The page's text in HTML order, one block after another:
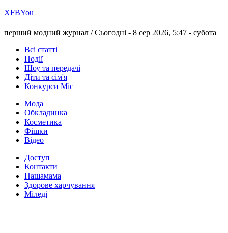
ХFBYou
перший модний журнал /Сьогодні - 8 сер 2026, 5:47 - субота
Всі статті
Події
Шоу та передачі
Діти та сім'я
Конкурси Міс
Мода
Обкладинка
Косметика
Фішки
Відео
Доступ
Контакти
Нашамама
Здорове харчування
Міледі